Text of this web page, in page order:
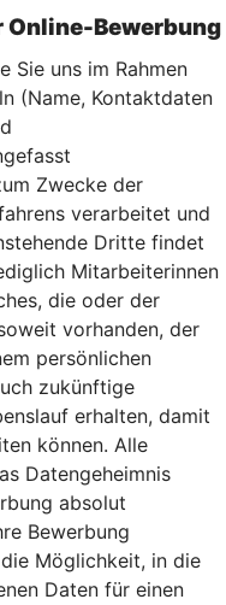
Online-Bewerbung
Sie uns im Rahmen
(Name, Kontaktdaten
Zwecke der
verarbeitet und
Dritte findet
Mitarbeiterinnen
die oder der
vorhanden, der
persönlichen
zukünftige
erhalten, damit
können. Alle
Datengeheimnis
absolut
Bewerbung
Möglichkeit, in die
Daten für einen